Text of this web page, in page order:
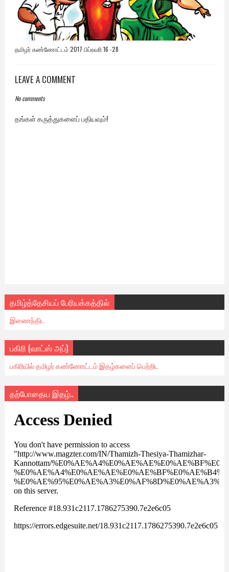
தமிழர் கண்ணோட்டம் 2017 பிப்ரவரி 16 -28
LEAVE A COMMENT
No comments
தங்கள் கருத்துகளைப் பதியவும்!
தமிழ்த்தேசியப் பேரியக்கத்தில்
இணைந்திட
பகிரி (வாட்ஸ் அப்)
பகிரியில் தமிழர் கண்ணோட்டம் இதழ்களைப் பெற்றிட
தற்போதைய இதழ்..